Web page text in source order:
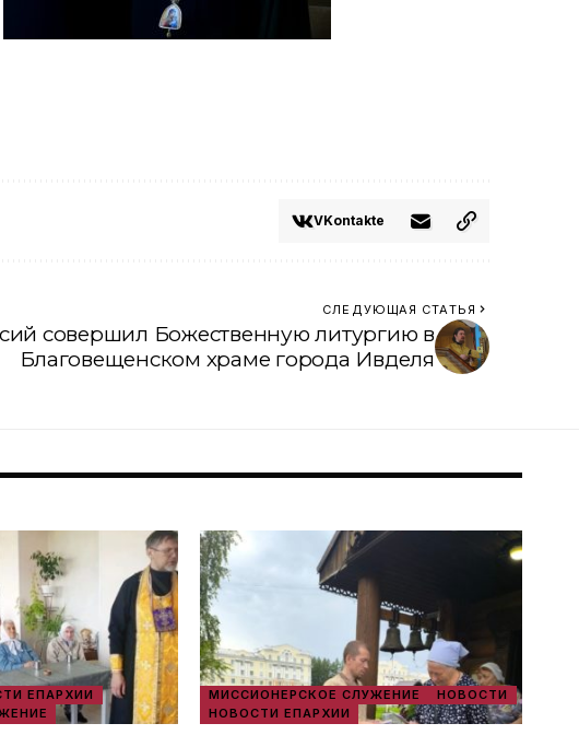
VKontakte
СЛЕДУЮЩАЯ СТАТЬЯ
совершил Божественную литургию в
Благовещенском храме города Ивделя
ЕПАРХИИ
МИССИОНЕРСКОЕ СЛУЖЕНИЕ
НОВОСТИ
НОВОСТИ ЕПАРХИИ